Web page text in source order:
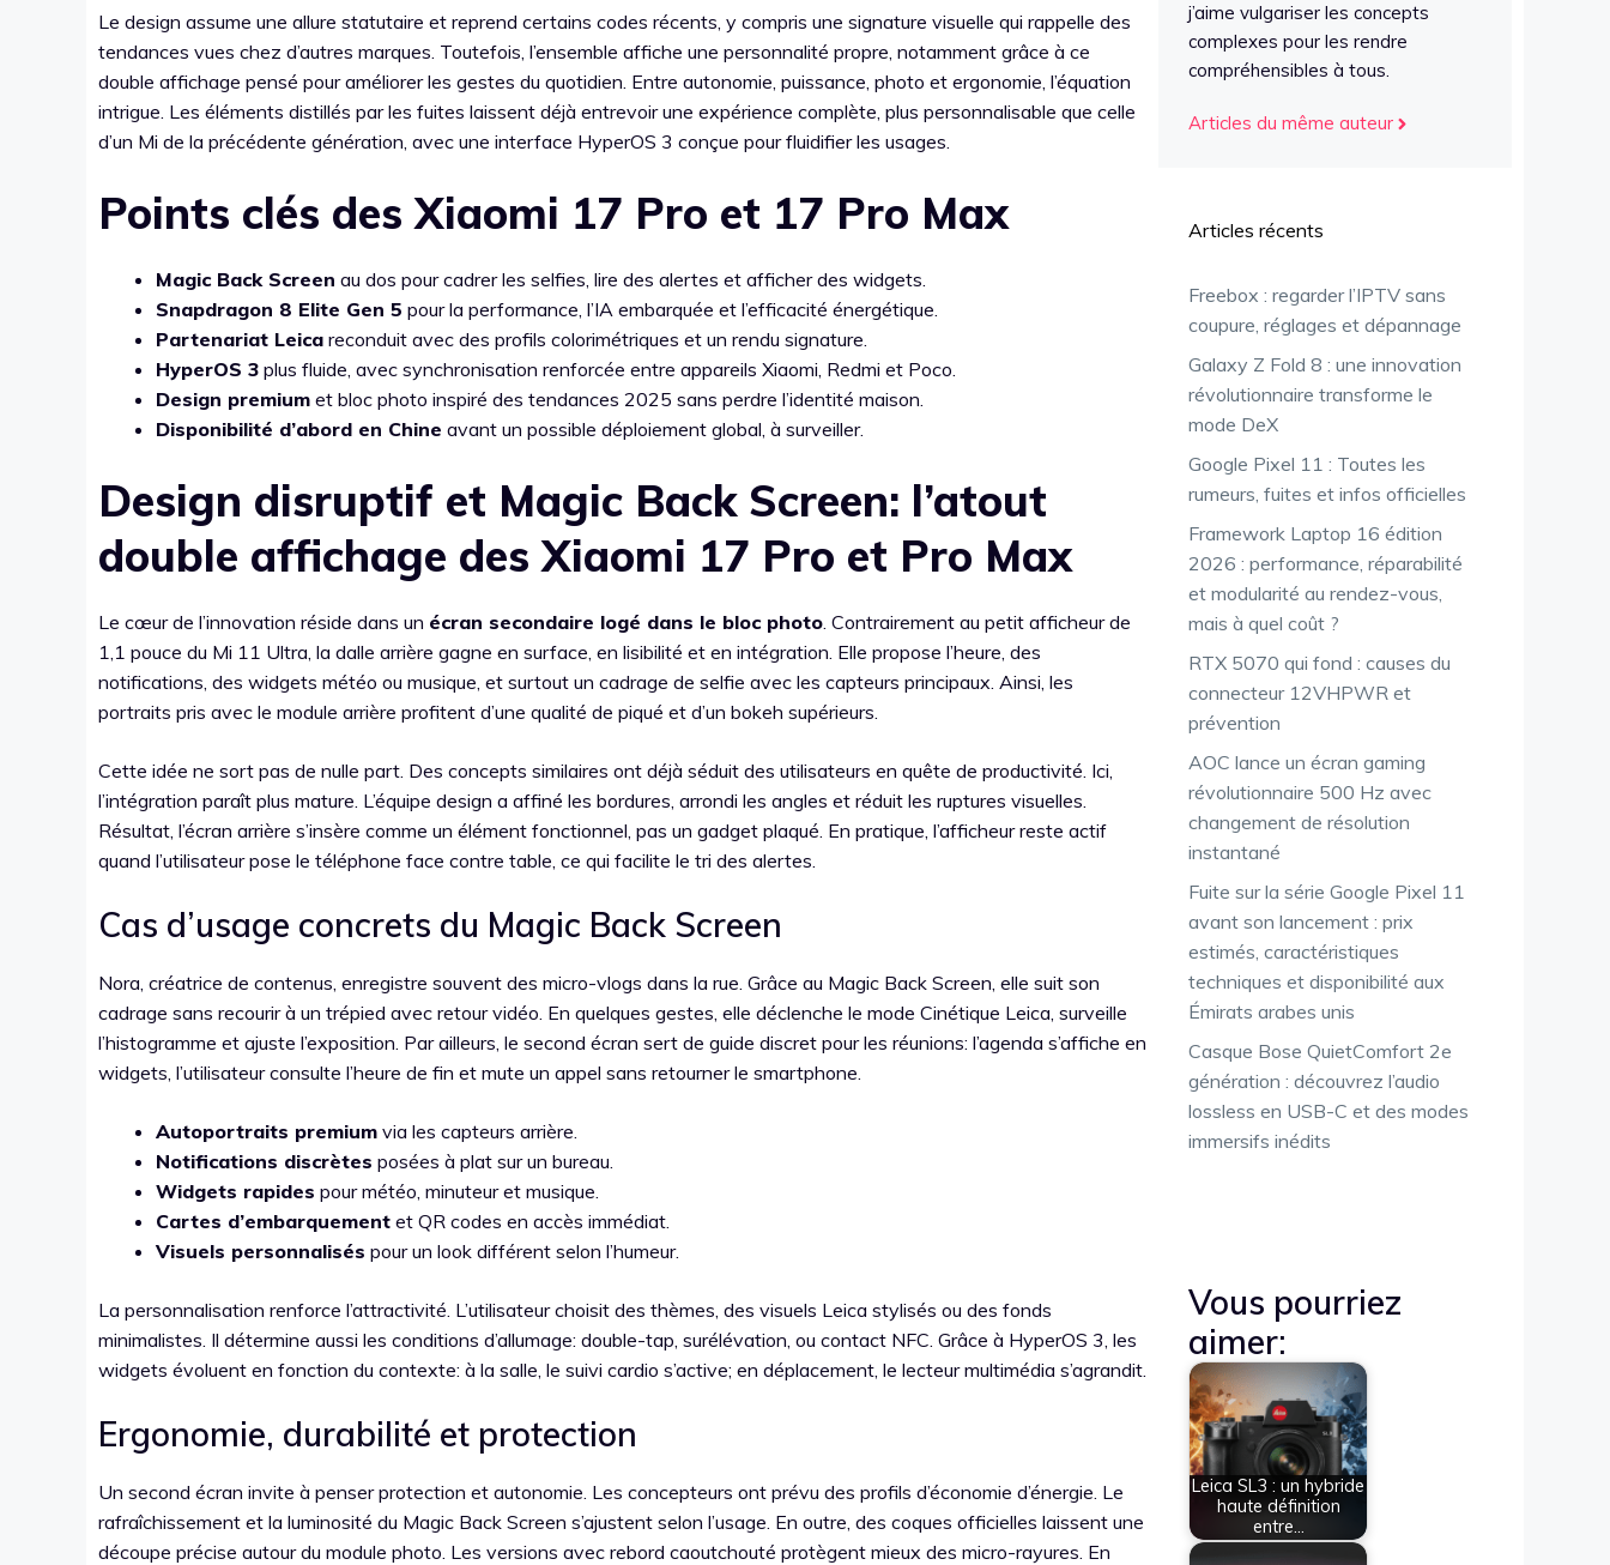
Le design assume une allure statutaire et reprend certains codes récents, y compris une signature visuelle qui rappelle des
tendances vues chez d’autres marques. Toutefois, l’ensemble affiche une personnalité propre, notamment grâce à ce
double affichage pensé pour améliorer les gestes du quotidien. Entre autonomie, puissance, photo et ergonomie, l’équation
intrigue. Les éléments distillés par les fuites laissent déjà entrevoir une expérience complète, plus personnalisable que celle
d’un Mi de la précédente génération, avec une interface HyperOS 3 conçue pour fluidifier les usages.
Points clés des Xiaomi 17 Pro et 17 Pro Max
Magic Back Screen au dos pour cadrer les selfies, lire des alertes et afficher des widgets.
Snapdragon 8 Elite Gen 5 pour la performance, l’IA embarquée et l’efficacité énergétique.
Partenariat Leica reconduit avec des profils colorimétriques et un rendu signature.
HyperOS 3 plus fluide, avec synchronisation renforcée entre appareils Xiaomi, Redmi et Poco.
Design premium et bloc photo inspiré des tendances 2025 sans perdre l’identité maison.
Disponibilité d’abord en Chine avant un possible déploiement global, à surveiller.
Design disruptif et Magic Back Screen: l’atout
double affichage des Xiaomi 17 Pro et Pro Max
Le cœur de l’innovation réside dans un écran secondaire logé dans le bloc photo. Contrairement au petit afficheur de
1,1 pouce du Mi 11 Ultra, la dalle arrière gagne en surface, en lisibilité et en intégration. Elle propose l’heure, des
notifications, des widgets météo ou musique, et surtout un cadrage de selfie avec les capteurs principaux. Ainsi, les
portraits pris avec le module arrière profitent d’une qualité de piqué et d’un bokeh supérieurs.
Cette idée ne sort pas de nulle part. Des concepts similaires ont déjà séduit des utilisateurs en quête de productivité. Ici,
l’intégration paraît plus mature. L’équipe design a affiné les bordures, arrondi les angles et réduit les ruptures visuelles.
Résultat, l’écran arrière s’insère comme un élément fonctionnel, pas un gadget plaqué. En pratique, l’afficheur reste actif
quand l’utilisateur pose le téléphone face contre table, ce qui facilite le tri des alertes.
Cas d’usage concrets du Magic Back Screen
Nora, créatrice de contenus, enregistre souvent des micro-vlogs dans la rue. Grâce au Magic Back Screen, elle suit son
cadrage sans recourir à un trépied avec retour vidéo. En quelques gestes, elle déclenche le mode Cinétique Leica, surveille
l’histogramme et ajuste l’exposition. Par ailleurs, le second écran sert de guide discret pour les réunions: l’agenda s’affiche en
widgets, l’utilisateur consulte l’heure de fin et mute un appel sans retourner le smartphone.
Autoportraits premium via les capteurs arrière.
Notifications discrètes posées à plat sur un bureau.
Widgets rapides pour météo, minuteur et musique.
Cartes d’embarquement et QR codes en accès immédiat.
Visuels personnalisés pour un look différent selon l’humeur.
La personnalisation renforce l’attractivité. L’utilisateur choisit des thèmes, des visuels Leica stylisés ou des fonds
minimalistes. Il détermine aussi les conditions d’allumage: double-tap, surélévation, ou contact NFC. Grâce à HyperOS 3, les
widgets évoluent en fonction du contexte: à la salle, le suivi cardio s’active; en déplacement, le lecteur multimédia s’agrandit.
Ergonomie, durabilité et protection
Un second écran invite à penser protection et autonomie. Les concepteurs ont prévu des profils d’économie d’énergie. Le
rafraîchissement et la luminosité du Magic Back Screen s’ajustent selon l’usage. En outre, des coques officielles laissent une
découpe précise autour du module photo. Les versions avec rebord caoutchouté protègent mieux des micro-rayures. En
j’aime vulgariser les concepts
complexes pour les rendre
compréhensibles à tous.
Articles du même auteur
Articles récents
Freebox : regarder l’IPTV sans
coupure, réglages et dépannage
Galaxy Z Fold 8 : une innovation
révolutionnaire transforme le
mode DeX
Google Pixel 11 : Toutes les
rumeurs, fuites et infos officielles
Framework Laptop 16 édition
2026 : performance, réparabilité
et modularité au rendez-vous,
mais à quel coût ?
RTX 5070 qui fond : causes du
connecteur 12VHPWR et
prévention
AOC lance un écran gaming
révolutionnaire 500 Hz avec
changement de résolution
instantané
Fuite sur la série Google Pixel 11
avant son lancement : prix
estimés, caractéristiques
techniques et disponibilité aux
Émirats arabes unis
Casque Bose QuietComfort 2e
génération : découvrez l’audio
lossless en USB-C et des modes
immersifs inédits
Vous pourriez
aimer:
Leica SL3 : un hybride
haute définition
entre…